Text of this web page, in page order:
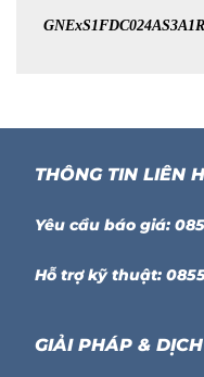
GNExS1FDC024AS3A1R
THÔNG TIN LIÊN
Yêu cầu báo giá:
Hỗ trợ kỹ thuật:
GIẢI PHÁP &